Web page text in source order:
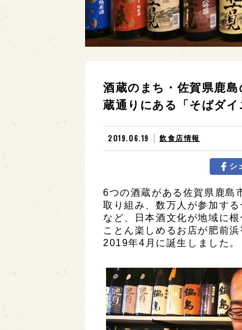
酒蔵のまち・佐賀県鹿
蔵通りにある「そばダ
2019.06.19 飲食店情報
シ
6つの酒蔵がある佐賀県鹿島
取り組み、数万人が参加する
など、日本酒文化が地域に
ことん楽しめるお店が肥前
2019年4月に誕生しました。